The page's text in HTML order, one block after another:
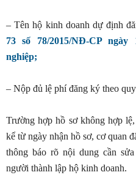
– Tên hộ kinh doanh dự định
73 số 78/2015/NĐ-CP
nghiệp;
– Nộp đủ lệ phí đăng ký theo
Trường hợp hồ sơ không hợp
kể từ ngày nhận hồ sơ, cơ quan
thông báo rõ nội dung cần
người thành lập hộ kinh doanh.